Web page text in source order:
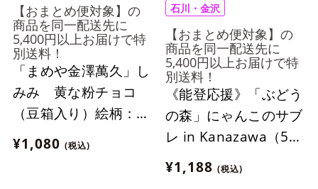
【おまとめ便対象】の
商品を同一配送先に
5,400円以上お届けで特
別送料！
「まめや金澤萬久」し
みみ 黄な粉チョコ
（豆箱入り）絵柄：う
さぎ【おまとめ便対
象】
¥1,080 (税込)
石川・金沢
【おまとめ便対象】の
商品を同一配送先に
5,400円以上お届けで特
別送料！
《能登応援》「ぶどう
の森」にゃんこのサブ
レ in Kanazawa（5個
入り）【おまとめ便対
象】
¥1,188 (税込)